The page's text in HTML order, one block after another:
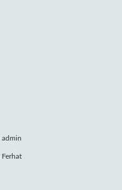
admin
Ferhat